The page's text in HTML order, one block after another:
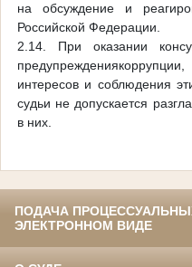
на обсуждение и
Российской Федерации.
2.14. При оказании
интересов и соблюдения
судьи не допускается
в них.
ПОДАЧА
ЭЛЕКТРОННОМ ВИДЕ